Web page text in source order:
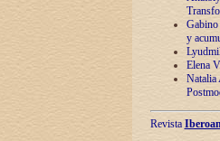
y
Elena
Natalia
Revista